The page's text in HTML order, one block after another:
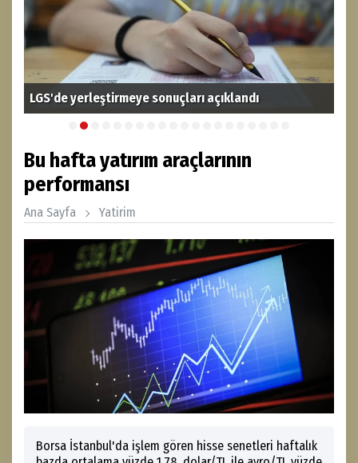
LGS'de yerleştirmeye sonuçları açıklandı
Bu hafta yatırım araçlarının
performansı
Ana Sayfa Yatirim
Borsa İstanbul'da işlem gören hisse senetleri haftalık